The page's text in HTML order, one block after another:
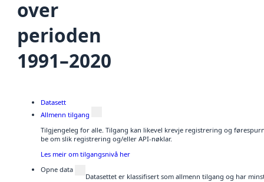
over
perioden
1991–2020
Datasett
Allmenn tilgang
Tilgjengeleg for alle. Tilgang kan likevel krevje registrering og
be om slik registrering og/eller API-nøklar.
Les meir om tilgangsnivå her
Opne data
Datasettet er klassifisert som allmenn tilgang og har